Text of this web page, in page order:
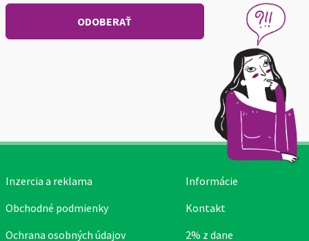
Inzercia a reklama
Obchodné podmienky
Ochrana osobných údajov
Informácie
Kontakt
2% z dane